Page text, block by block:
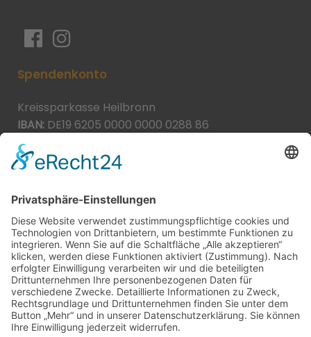
Spendenkonto
Kreissparkasse Heilbronn
IBAN: DE19 6205 0000 0000 0288 86
BIC:
Spende direkt via PayPal
JETZT SPENDEN
paypal@heilbronner-tierschutz.de